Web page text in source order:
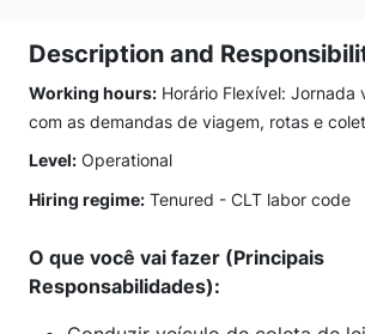
Description and
Working hours: Horário Flexível: Jornada
com as demandas de viagem, rotas e
Level: Operational
Hiring regime: Tenured - CLT labor code
O que você vai fazer (Principais
Responsabilidades):